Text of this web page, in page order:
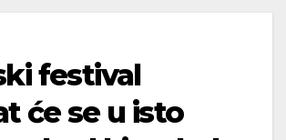
festival
će se u isto